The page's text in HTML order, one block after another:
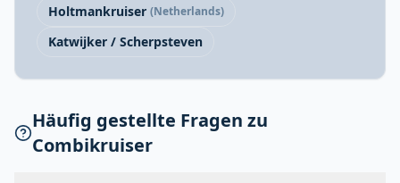
Holtmankruiser (Netherlands)
Katwijker / Scherpsteven
Häufig gestellte Fragen zu
Combikruiser